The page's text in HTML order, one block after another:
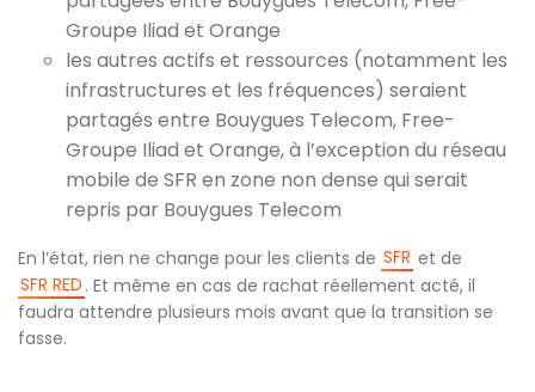
Groupe Iliad et Orange
les autres actifs et ressources (notamment les
infrastructures et les fréquences) seraient
partagés entre Bouygues Telecom, Free-
Groupe Iliad et Orange, à l’exception du réseau
mobile de SFR en zone non dense qui serait
repris par Bouygues Telecom
En l’état, rien ne change pour les clients de SFR et de
SFR RED . Et même en cas de rachat réellement acté, il
faudra attendre plusieurs mois avant que la transition se
fasse.